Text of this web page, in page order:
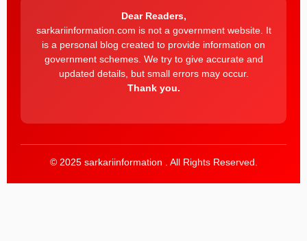
Dear Readers,
sarkariinformation.com is not a government website. It
is a personal blog created to provide information on
government schemes. We try to give accurate and
updated details, but small errors may occur.
Thank you.
© 2025 sarkariinformation . All Rights Reserved.